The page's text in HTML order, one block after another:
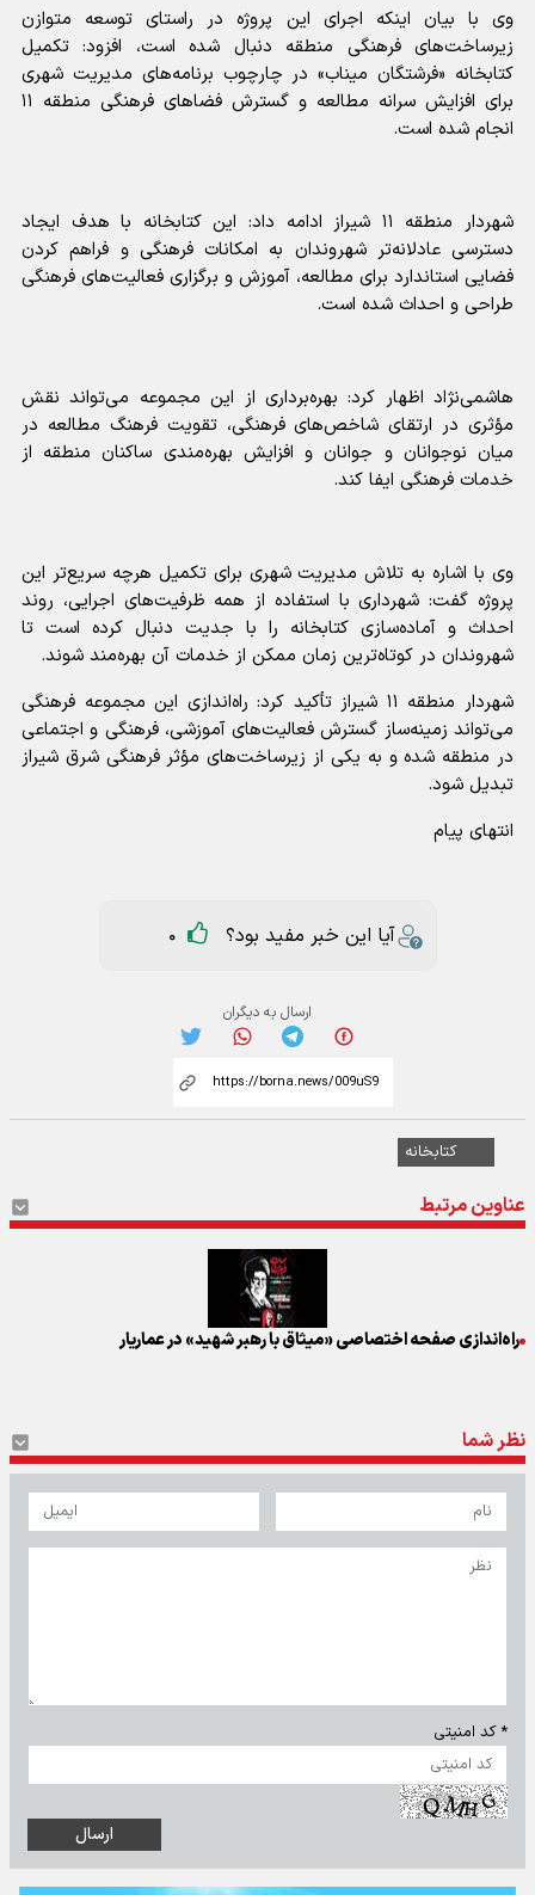
وی با بیان اینکه اجرای این پروژه در راستای توسعه متوازن
زیرساخت‌های فرهنگی منطقه دنبال شده است، افزود: تکمیل
کتابخانه «فرشتگان میناب» در چارچوب برنامه‌های مدیریت شهری
برای افزایش سرانه مطالعه و گسترش فضاهای فرهنگی منطقه ۱۱
انجام شده است.
شهردار منطقه ۱۱ شیراز ادامه داد: این کتابخانه با هدف ایجاد
دسترسی عادلانه‌تر شهروندان به امکانات فرهنگی و فراهم کردن
فضایی استاندارد برای مطالعه، آموزش و برگزاری فعالیت‌های فرهنگی
طراحی و احداث شده است.
هاشمی‌نژاد اظهار کرد: بهره‌برداری از این مجموعه می‌تواند نقش
مؤثری در ارتقای شاخص‌های فرهنگی، تقویت فرهنگ مطالعه در
میان نوجوانان و جوانان و افزایش بهره‌مندی ساکنان منطقه از
خدمات فرهنگی ایفا کند.
وی با اشاره به تلاش مدیریت شهری برای تکمیل هرچه سریع‌تر این
پروژه گفت: شهرداری با استفاده از همه ظرفیت‌های اجرایی، روند
احداث و آماده‌سازی کتابخانه را با جدیت دنبال کرده است تا
شهروندان در کوتاه‌ترین زمان ممکن از خدمات آن بهره‌مند شوند.
شهردار منطقه ۱۱ شیراز تأکید کرد: راه‌اندازی این مجموعه فرهنگی
می‌تواند زمینه‌ساز گسترش فعالیت‌های آموزشی، فرهنگی و اجتماعی
در منطقه شده و به یکی از زیرساخت‌های مؤثر فرهنگی شرق شیراز
تبدیل شود.
انتهای پیام
آیا این خبر مفید بود؟ 0
ارسال به دیگران
کتابخانه
عناوین مرتبط
راه‌اندازی صفحه اختصاصی «میثاق با رهبر شهید» در عماریار
نظر شما
* کد امنیتی